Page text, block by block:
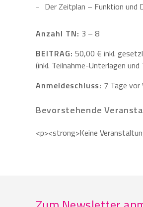
Der Zeitplan – Funktion und
Anzahl TN: 3 – 8
BEITRAG: 50,00 € inkl.
(inkl. Teilnahme-Unterlagen
Anmeldeschluss: 7 Tage vor
Bevorstehende
<p><strong>Keine